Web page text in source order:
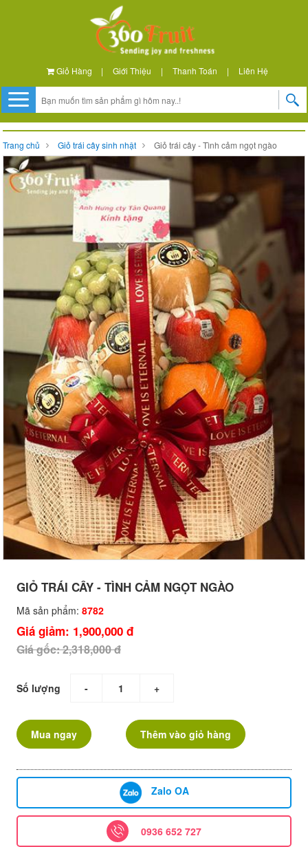
Giỏ Hàng | Giới Thiệu | Thanh Toán | Liên Hệ
Trang chủ Giỏ trái cây sinh nhật Giỏ trái cây - Tình cảm ngọt ngào
GIỎ TRÁI CÂY - TÌNH CẢM NGỌT NGÀO
Mã sản phẩm: 8782
Giá giảm: 1,900,000 đ
Giá gốc: 2,318,000 đ
Số lượng - +
Mua ngay Thêm vào giỏ hàng
Zalo OA
0936 652 727